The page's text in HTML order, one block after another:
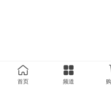
首页 频道